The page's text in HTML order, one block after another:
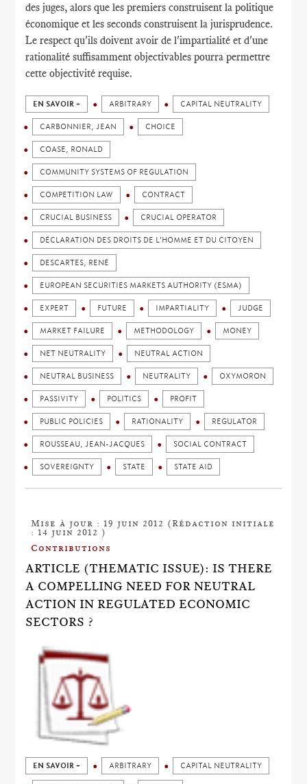
des juges, alors que les premiers construisent la politique
économique et les seconds construisent la jurisprudence.
Le respect qu'ils doivent avoir de l'impartialité et d'une
rationalité suffisamment objectivables pourra permettre
cette objectivité requise.
EN SAVOIR + ARBITRARY CAPITAL NEUTRALITY
CARBONNIER, JEAN CHOICE
COASE, RONALD
COMMUNITY SYSTEMS OF REGULATION
COMPETITION LAW CONTRACT
CRUCIAL BUSINESS CRUCIAL OPERATOR
DÉCLARATION DES DROITS DE L'HOMME ET DU CITOYEN
DESCARTES, RENÉ
EUROPEAN SECURITIES MARKETS AUTHORITY (ESMA)
EXPERT FUTURE IMPARTIALITY JUDGE
MARKET FAILURE METHODOLOGY MONEY
NET NEUTRALITY NEUTRAL ACTION
NEUTRAL BUSINESS NEUTRALITY OXYMORON
PASSIVITY POLITICS PROFIT
PUBLIC POLICIES RATIONALITY REGULATOR
ROUSSEAU, JEAN-JACQUES SOCIAL CONTRACT
SOVEREIGNTY STATE STATE AID
Mise à jour : 19 juin 2012 (Rédaction initiale
: 14 juin 2012 )
Contributions
ARTICLE (THEMATIC ISSUE): IS THERE
A COMPELLING NEED FOR NEUTRAL
ACTION IN REGULATED ECONOMIC
SECTORS ?
EN SAVOIR + ARBITRARY CAPITAL NEUTRALITY